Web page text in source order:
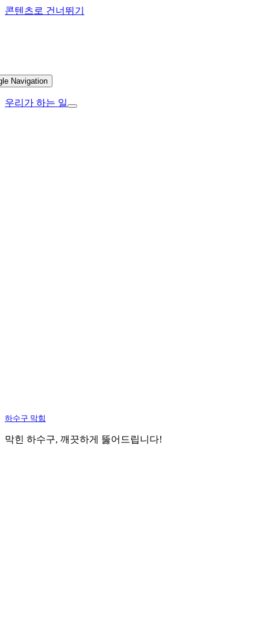
콘텐츠로 건너뛰기
Navigation
우리가 하는 일
하수구 막힘
막힌 하수구, 깨끗하게 뚫어드립니다!